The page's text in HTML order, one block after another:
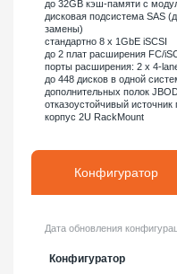
до 32GB кэш-памяти с
дисковая подсистема SAS
замены)
стандартно 8 x 1GbE iSCSI
до 2 плат расширения FC/
порты расширения: 2 x 4-
до 448 дисков в одной
дополнительных полок
отказоустойчивый источник
корпус 2U RackMount
Конфигуратор
Дата обновления
Конфигуратор